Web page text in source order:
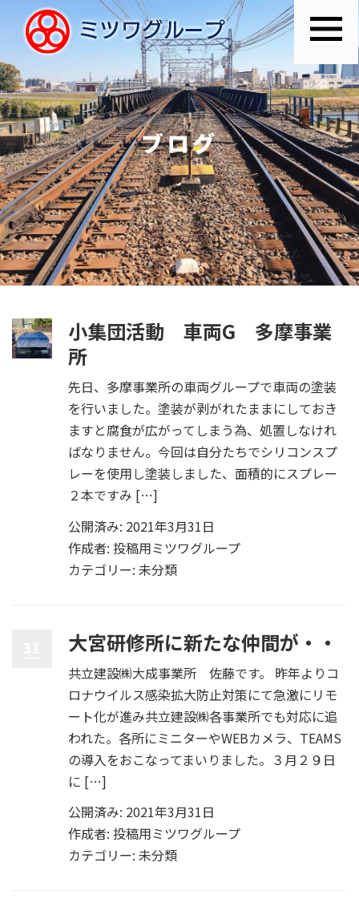
ブログ
小集団活動 車両G 多摩事業
所
先日、多摩事業所の車両グループで車両の塗装
を行いました。塗装が剥がれたままにしておき
ますと腐食が広がってしまう為、処置しなけれ
ばなりません。今回は自分たちでシリコンスプ
レーを使用し塗装しました、面積的にスプレー
２本ですみ […]
公開済み: 2021年3月31日
作成者: 投稿用ミツワグループ
カテゴリー: 未分類
大宮研修所に新たな仲間が・・
共立建設㈱大成事業所 佐藤です。 昨年よりコ
ロナウイルス感染拡大防止対策にて急激にリモ
ート化が進み共立建設㈱各事業所でも対応に追
われた。各所にミニターやWEBカメラ、TEAMS
の導入をおこなってまいりました。３月２９日
に […]
公開済み: 2021年3月31日
作成者: 投稿用ミツワグループ
カテゴリー: 未分類